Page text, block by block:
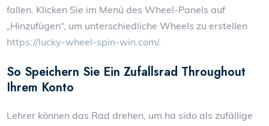
fallen. Klicken Sie im Menü des Wheel-Panels auf
„Hinzufügen“, um unterschiedliche Wheels zu erstellen
https://lucky-wheel-spin-win.com/.
So Speichern Sie Ein Zufallsrad Throughout
Ihrem Konto
Lehrer können das Rad drehen, um ha sido als zufällige